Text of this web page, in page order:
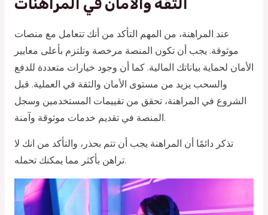
الثقة والأمان في المراهنات
عند المراهنة، من المهم التأكد من أنك تتعامل مع منصات
موثوقة. يجب أن تكون المنصة مرخصة وتلتزم بأعلى معايير
الأمان لحماية بياناتك المالية. كما أن وجود خيارات متعددة للدفع
والسحب يزيد من مستوى الأمان والثقة في العملية. قبل
الشروع في المراهنة، تحقق من تقييمات المستخدمين وسجل
المنصة في تقديم خدمات موثوقة وآمنة.
تذكر دائمًا أن المراهنة يجب أن تتم بحذر، والتأكد من انك لا
تراهن بأكثر مما يمكنك تحمله.